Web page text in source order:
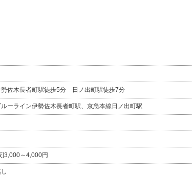
勢佐木長者町駅徒歩5分 日ノ出町駅徒歩7分
ルーライン伊勢佐木長者町駅、京急本線日ノ出町駅
]3,000～4,000円